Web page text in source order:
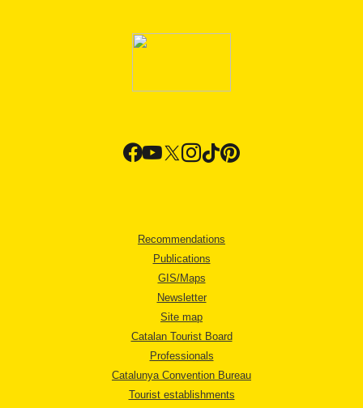
Recommendations
Publications
GIS/Maps
Newsletter
Site map
Catalan Tourist Board
Professionals
Catalunya Convention Bureau
Tourist establishments